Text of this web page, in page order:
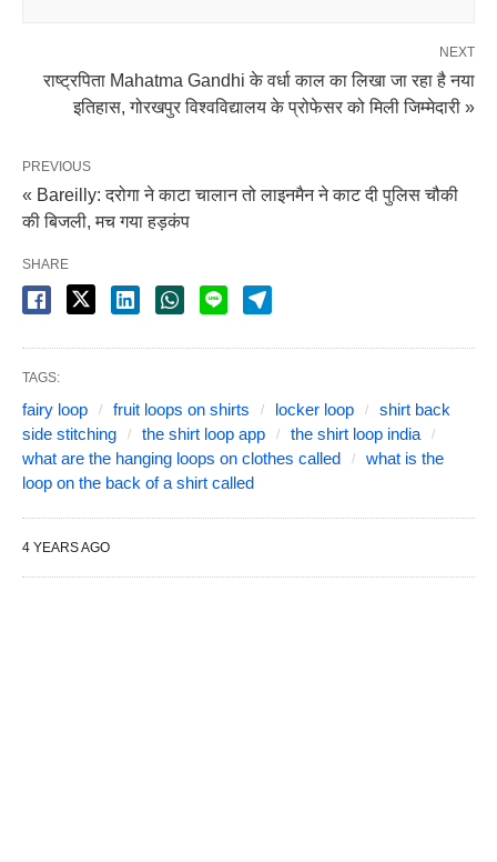
NEXT
राष्ट्रपिता Mahatma Gandhi के वर्धा काल का लिखा जा रहा है नया
इतिहास, गोरखपुर विश्वविद्यालय के प्रोफेसर को मिली जिम्मेदारी »
PREVIOUS
« Bareilly: दरोगा ने काटा चालान तो लाइनमैन ने काट दी पुलिस चौकी
की बिजली, मच गया हड़कंप
SHARE
TAGS:
fairy loop fruit loops on shirts locker loop
shirt back
side stitching
the shirt loop app
the shirt loop india
what are the hanging loops on clothes called
what is the
loop on the back of a shirt called
4 YEARS AGO